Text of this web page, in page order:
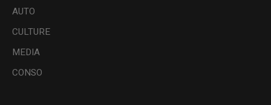
AUTO
CULTURE
MEDIA
CONSO